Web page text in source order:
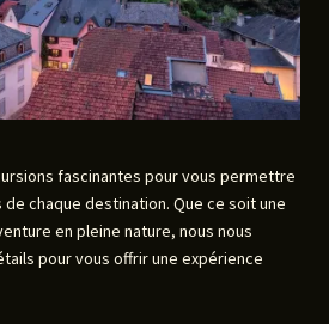
fascinantes pour vous permettre
chaque destination. Que ce soit une
en pleine nature, nous nous
pour vous offrir une expérience